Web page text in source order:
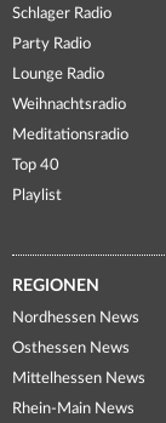
Schlager Radio
Party Radio
Lounge Radio
Weihnachtsradio
Meditationsradio
Top 40
Playlist
REGIONEN
Nordhessen News
Osthessen News
Mittelhessen News
Rhein-Main News